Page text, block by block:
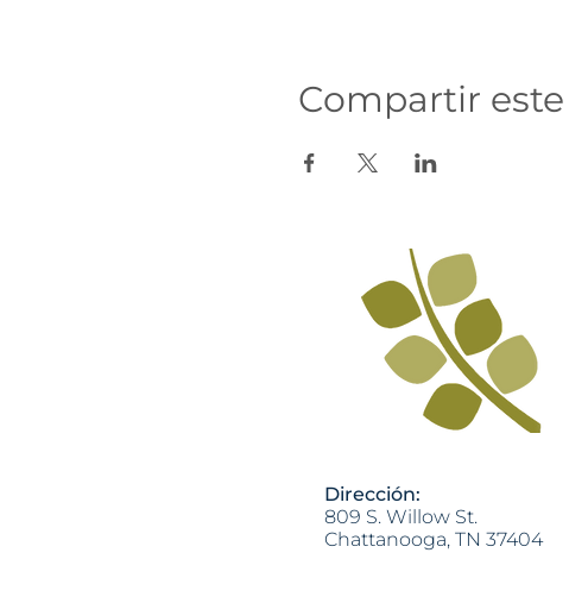
Compartir
Dirección:
809 S. Willow St.
Chattanooga, TN 37404